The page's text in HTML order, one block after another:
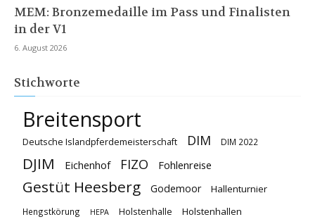
MEM: Bronzemedaille im Pass und Finalisten
in der V1
6. August 2026
Stichworte
Breitensport
Deutsche Islandpferdemeisterschaft DIM DIM 2022
DJIM Eichenhof FIZO Fohlenreise
Gestüt Heesberg Godemoor Hallenturnier
Hengstkörung HEPA Holstenhalle Holstenhallen